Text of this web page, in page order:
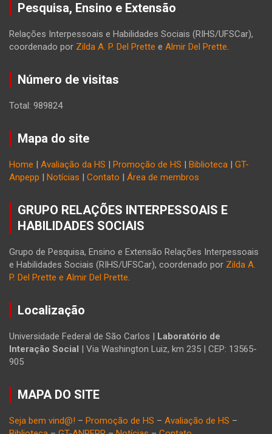
Pesquisa, Ensino e Extensão
Relações Interpessoais e Habilidades Sociais (RIHS/UFSCar),
coordenado por Zilda A. P. Del Prette e Almir Del Prette.
Número de visitas
Total: 989824
Mapa do site
Home Avaliação da HS Promoção de HS Biblioteca
GT-
Anpepp
Notícias Contato Área de membros
GRUPO RELAÇÕES INTERPESSOAIS E
HABILIDADES SOCIAIS
Grupo de Pesquisa, Ensino e Extensão Relações Interpessoais
e Habilidades Sociais (RIHS/UFSCar), coordenado por Zilda A.
P. Del Prette e Almir Del Prette.
Localização
Universidade Federal de São Carlos |
Laboratório de
Interação Social
| Via Washington Luiz, km 235 | CEP: 13565-
905
MAPA DO SITE
Seja bem vind@! – Promoção de HS – Avaliação de HS –